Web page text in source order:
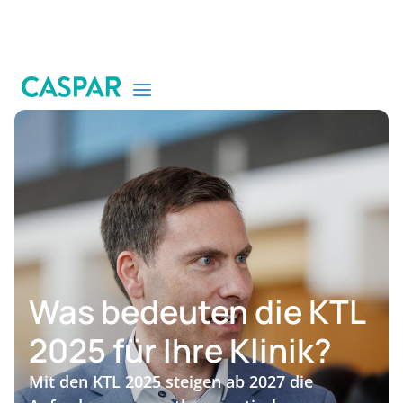
Was bedeuten die KTL
2025 für Ihre Klinik?
Mit den KTL 2025 steigen ab 2027 die